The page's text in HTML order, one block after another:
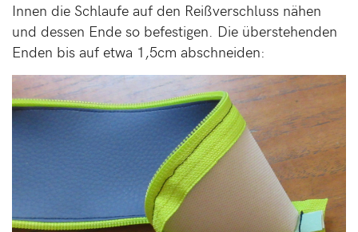
Innen die Schlaufe auf den Reißverschluss nähen
und dessen Ende so befestigen. Die überstehenden
Enden bis auf etwa 1,5cm abschneiden: